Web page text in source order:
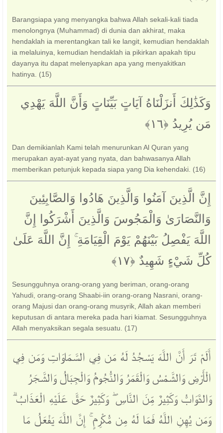
Barangsiapa yang menyangka bahwa Allah sekali-kali tiada
menolongnya (Muhammad) di dunia dan akhirat, maka
hendaklah ia merentangkan tali ke langit, kemudian hendaklah
ia melaluinya, kemudian hendaklah ia pikirkan apakah tipu
dayanya itu dapat melenyapkan apa yang menyakitkan
hatinya. (15)
وَكَذَٰلِكَ أَنزَلْنَاهُ آيَاتٍ بَيِّنَاتٍ وَأَنَّ اللَّهَ يَهْدِي
مَن يُرِيدُ ‎﴿١٦﴾‏
Dan demikianlah Kami telah menurunkan Al Quran yang
merupakan ayat-ayat yang nyata, dan bahwasanya Allah
memberikan petunjuk kepada siapa yang Dia kehendaki. (16)
إِنَّ الَّذِينَ آمَنُوا وَالَّذِينَ هَادُوا وَالصَّابِئِينَ
وَالنَّصَارَىٰ وَالْمَجُوسَ وَالَّذِينَ أَشْرَكُوا إِنَّ
اللَّهَ يَفْصِلُ بَيْنَهُمْ يَوْمَ الْقِيَامَةِ ۚ إِنَّ اللَّهَ عَلَىٰ
كُلِّ شَيْءٍ شَهِيدٌ ‎﴿١٧﴾‏
Sesungguhnya orang-orang yang beriman, orang-orang
Yahudi, orang-orang Shaabi-iin orang-orang Nasrani, orang-
orang Majusi dan orang-orang musyrik, Allah akan memberi
keputusan di antara mereka pada hari kiamat. Sesungguhnya
Allah menyaksikan segala sesuatu. (17)
أَلَمْ تَرَ أَنَّ اللَّهَ يَسْجُدُ لَهُ مَن فِي السَّمَاوَاتِ وَمَن فِي
الْأَرْضِ وَالشَّمْسُ وَالْقَمَرُ وَالنُّجُومُ وَالْجِبَالُ وَالشَّجَرُ
وَالدَّوَابُّ وَكَثِيرٌ مِّنَ النَّاسِ ۖ وَكَثِيرٌ حَقَّ عَلَيْهِ الْعَذَابُ ۗ
وَمَن يُهِنِ اللَّهُ فَمَا لَهُ مِن مُّكْرِمٍ ۚ إِنَّ اللَّهَ يَفْعَلُ مَا